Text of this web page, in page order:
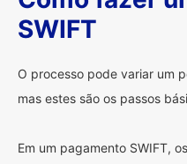
SWIFT
O processo pode variar um
mas estes são os passos
Em um pagamento SWIFT,